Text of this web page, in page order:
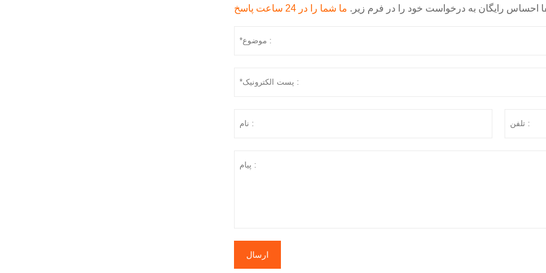
احساس رایگان به درخواست خود را در فرم زیر.
ارسال